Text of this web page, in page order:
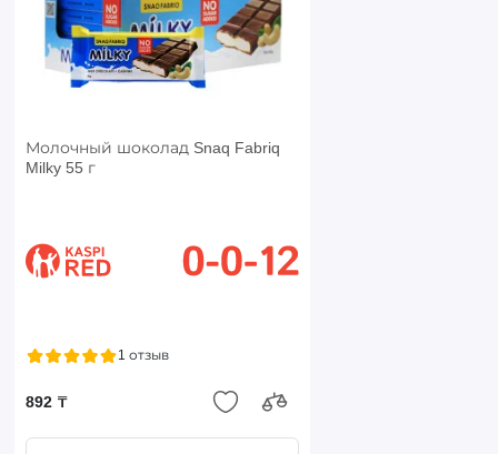
Молочный шоколад Snaq Fabriq
Milky 55 г
1 отзыв
892 ₸